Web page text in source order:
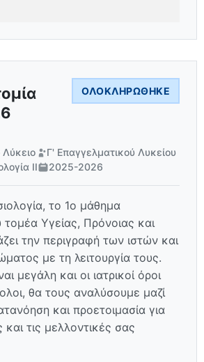
ΟΛΟΚΛΗΡΏΘΗΚΕ
Λύκειο
Γ' Επαγγελματικού Λυκείου
ΙΙ
2025-2026
το 1ο μάθημα
τομέα Υγείας, Πρόνοιας και
την περιγραφή των ιστών και
με τη λειτουργία τους.
μεγάλη και οι ιατρικοί όροι
θα τους αναλύσουμε μαζί
και προετοιμασία για
και τις μελλοντικές σας